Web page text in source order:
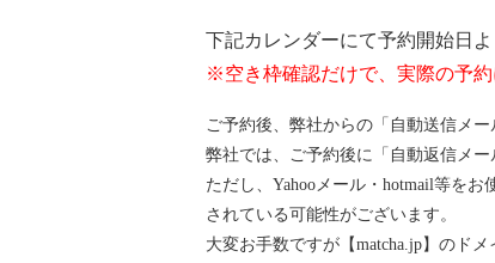
下記カレンダーにて予約開始日
※空き枠確認だけで、実際の予約
ご予約後、弊社からの「自動送信メ
弊社では、ご予約後に「自動返信メー
ただし、Yahooメール・hotmail等を
されている可能性がございます。
大変お手数ですが【matcha.jp】のド